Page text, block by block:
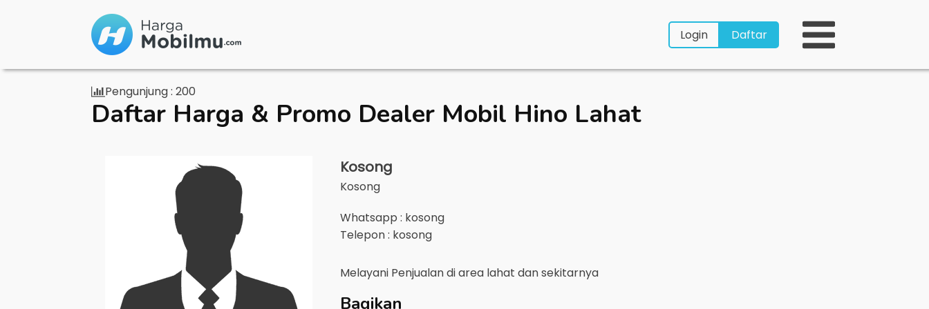
Login Daftar
Pengunjung : 200
Daftar Harga & Promo Dealer Mobil Hino Lahat
Kosong
Kosong
Whatsapp : kosong
Telepon : kosong
Melayani Penjualan di area lahat dan sekitarnya
Bagikan